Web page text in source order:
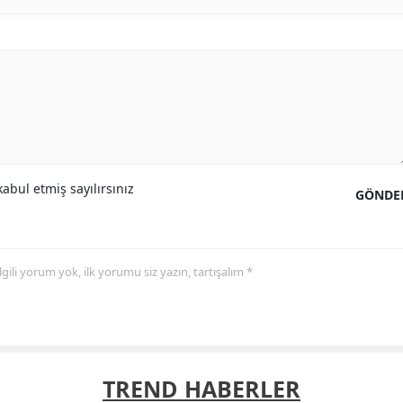
etmiş sayılırsınız
yorum yok, ilk yorumu siz yazın, tartışalım *
TREND HABERLER